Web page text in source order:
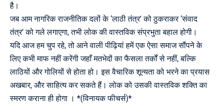
है।
जब आम नागरिक राजनीतिक दलों के ‘लाठी तंत्र’ को ठुकराकर ‘संवाद
तंत्र’ को गले लगाएगा, तभी लोक की वास्तविक संप्रभुता बहाल होगी।
यदि आज हम चुप रहे, तो आने वाली पीढ़ियां हमें एक ऐसा समाज सौंपने के
लिए कभी माफ नहीं करेंगी जहाँ मतभेदों का फैसला तर्कों से नहीं, बल्कि
लाठियों और गोलियों से होता हो। इस वैचारिक शून्यता को भरने का प्रयास
अखबार, और साहित्य कर सकते हैं। लोक को उसकी वास्तविक शक्ति का
स्मरण कराना ही होगा । *(विनायक फीचर्स)*